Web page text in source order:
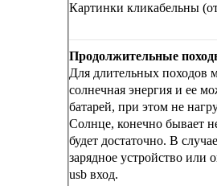
Картинки кликабельны
Продолжительные
Для длительных походов
солнечная энергия и ее
батарей, при этом не
Солнце, конечно бывает
будет достаточно. В
зарядное устройство
usb вход.